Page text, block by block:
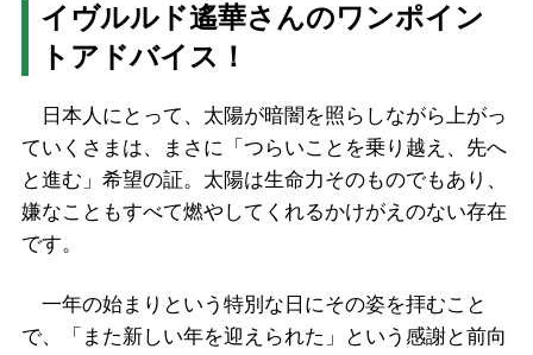
イヴルルド遙華さんのワンポイン
トアドバイス！
日本人にとって、太陽が暗闇を照らしながら上がっ
ていくさまは、まさに「つらいことを乗り越え、先へ
と進む」希望の証。太陽は生命力そのものでもあり、
嫌なこともすべて燃やしてくれるかけがえのない存在
です。
一年の始まりという特別な日にその姿を拝むこと
で、「また新しい年を迎えられた」という感謝と前向